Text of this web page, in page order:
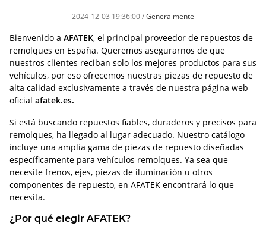
2024-12-03 19:36:00/Generalmente
Bienvenido a AFATEK, el principal proveedor de repuestos de
remolques en España. Queremos asegurarnos de que
nuestros clientes reciban solo los mejores productos para sus
vehículos, por eso ofrecemos nuestras piezas de repuesto de
alta calidad exclusivamente a través de nuestra página web
oficial afatek.es.
Si está buscando repuestos fiables, duraderos y precisos para
remolques, ha llegado al lugar adecuado. Nuestro catálogo
incluye una amplia gama de piezas de repuesto diseñadas
específicamente para vehículos remolques. Ya sea que
necesite frenos, ejes, piezas de iluminación u otros
componentes de repuesto, en AFATEK encontrará lo que
necesita.
¿Por qué elegir AFATEK?